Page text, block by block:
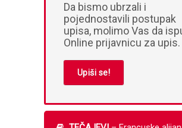
Da bismo ubrzali i
pojednostavili postupak
upisa, molimo Vas da
Online prijavnicu za upis.
Upiši se!